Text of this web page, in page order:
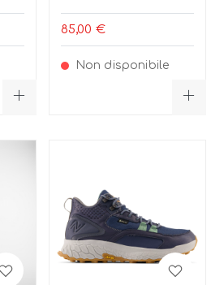
85,00 €
Non disponibile